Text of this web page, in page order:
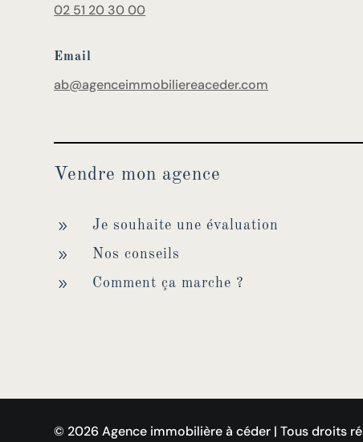
02 51 20 30 00
Email
ab@agenceimmobiliereaceder.com
Vendre mon agence
9 Je souhaite une évaluation
9 Nos conseils
9 Comment ça marche ?
© 2026 Agence immobilière à céder | Tous droits